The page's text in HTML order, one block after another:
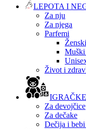
LEPOTA I
Za nju
Za njega
Parfemi
Muški
Život i
IGRAČKE
Za devojčice
Za dečake
Dečija i bebi